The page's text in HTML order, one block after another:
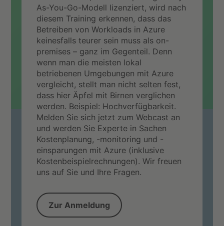
As-You-Go-Modell lizenziert, wird nach
diesem Training erkennen, dass das
Betreiben von Workloads in Azure
keinesfalls teurer sein muss als on-
premises – ganz im Gegenteil. Denn
wenn man die meisten lokal
betriebenen Umgebungen mit Azure
vergleicht, stellt man nicht selten fest,
dass hier Äpfel mit Birnen verglichen
werden. Beispiel: Hochverfügbarkeit.
Melden Sie sich jetzt zum Webcast an
und werden Sie Experte in Sachen
Kostenplanung, -monitoring und -
einsparungen mit Azure (inklusive
Kostenbeispielrechnungen). Wir freuen
uns auf Sie und Ihre Fragen.
Zur Anmeldung